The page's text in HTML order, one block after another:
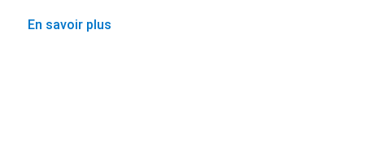
En savoir plus